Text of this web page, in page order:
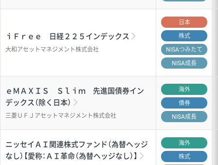
ｉＦｒｅｅ 日経２２５インデックス
大和アセットマネジメント株式会社
日本
株式
NISAつみたて
NISA成長
ｅＭＡＸＩＳ Ｓｌｉｍ 先進国債券イン
デックス（除く日本）
三菱ＵＦＪアセットマネジメント株式会社
海外
債券
NISA成長
ニッセイＡＩ関連株式ファンド（為替ヘッジ
なし）【愛称：ＡＩ革命（為替ヘッジなし）】
海外
株式